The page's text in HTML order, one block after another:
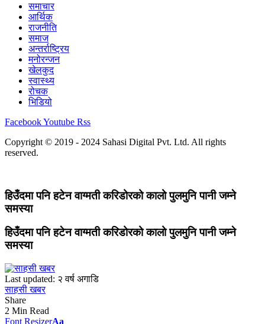
समाचार
आर्थिक
राजनीति
समाज
अन्तर्राष्ट्रिय
मनोरन्जन
खेलकुद
स्वास्थ्य
रोचक
भिडियो
FacebookYoutube Rss
Copyright © 2019 - 2024 Sahasi Digital Pvt. Ltd. All rights
reserved.
हिउँदमा पनि हटेन वाग्मती करिडोरको कालो पुलमुनि पानी जम्ने
समस्या
हिउँदमा पनि हटेन वाग्मती करिडोरको कालो पुलमुनि पानी जम्ने
समस्या
Last updated: २ वर्ष अगाडि
साहसी खबर
Share
2 Min Read
Font ResizerAa